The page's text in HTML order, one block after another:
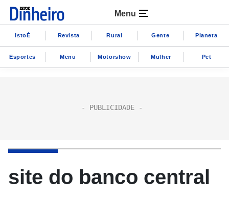
Menu
IstoÉ Revista Rural Gente Planeta
Esportes Menu Motorshow Mulher Pet
site do banco central